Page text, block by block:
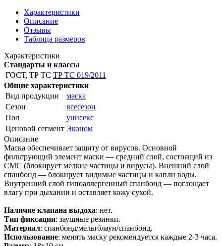
Характеристики
Описание
Отзывы
Таблица размеров
Характеристики
Стандарты и классы
ГОСТ, ТР ТС ТР ТС 019/2011
Общие характеристики
Вид продукции
маска
Сезон
всесезон
Пол
унисекс
Ценовой сегмент Эконом
Описание
Маска обеспечивает защиту от вирусов. Основной
фильтрующий элемент маски — средний слой, состоящий из
СМС (блокирует мелкие частицы и вирусы). Внешний слой
спанбонд — блокирует видимые частицы и капли воды.
Внутренний слой гипоаллергенный спанбонд — поглощает
влагу при дыхании и оставляет кожу сухой.
Наличие клапана выдоха: нет.
Тип фиксации: заушные резинки.
Материал: спанбонд/мельтблаун/спанбонд.
Использование: менять маску рекомендуется каждые 2-3 часа.